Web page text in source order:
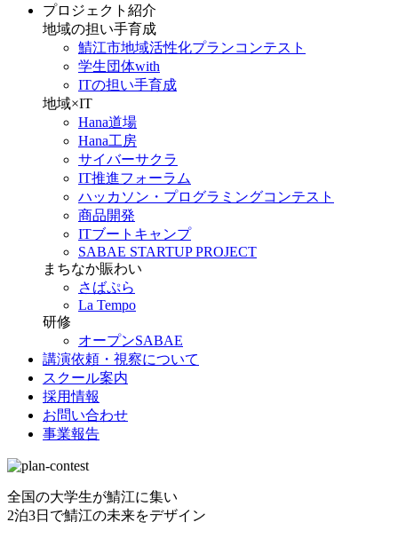
プロジェクト紹介
地域の担い手育成
鯖江市地域活性化プランコンテスト
学生団体with
ITの担い手育成
地域×IT
Hana道場
Hana工房
サイバーサクラ
IT推進フォーラム
ハッカソン・プログラミングコンテスト
商品開発
ITブートキャンプ
SABAE STARTUP PROJECT
まちなか賑わい
さばぷら
La Tempo
研修
オープンSABAE
講演依頼・視察について
スクール案内
採用情報
お問い合わせ
事業報告
全国の大学生が鯖江に集い
2泊3日で鯖江の未来をデザイン